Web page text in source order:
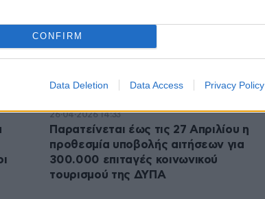
CONFIRM
Data Deletion Data Access Privacy Policy
26·04·2026 14:33
Παρατείνεται έως τις 27 Απριλίου η
προθεσμία υποβολής αιτήσεων για
300.000 επιταγές κοινωνικού
τουρισμού της ΔΥΠΑ